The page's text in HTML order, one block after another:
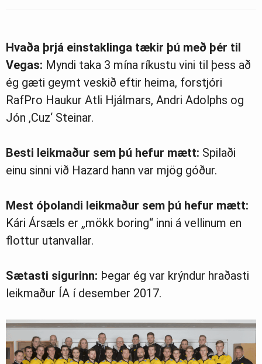
Hvaða þrjá einstaklinga tækir þú með þér til
Vegas: Myndi taka 3 mína ríkustu vini til þess að
ég gæti geymt veskið eftir heima, forstjóri
RafPro Haukur Atli Hjálmars, Andri Adolphs og
Jón ‚Cuz‘ Steinar.
Besti leikmaður sem þú hefur mætt: Spilaði
einu sinni við Hazard hann var mjög góður.
Mest óþolandi leikmaður sem þú hefur mætt:
Kári Ársæls er „mökk boring“ inni á vellinum en
flottur utanvallar.
Sætasti sigurinn: Þegar ég var krýndur hraðasti
leikmaður ÍA í desember 2017.